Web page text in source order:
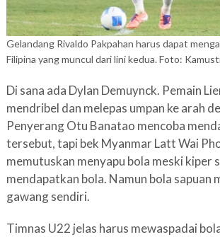
Gelandang Rivaldo Pakpahan harus dapat
Filipina yang muncul dari lini kedua. Foto:
Di sana ada Dylan Demuynck. Pemain
mendribel dan melepas umpan ke arah
Penyerang Otu Banatao mencoba
tersebut, tapi bek Myanmar Latt Wai
memutuskan menyapu bola meski kiper
mendapatkan bola. Namun bola sapuan
gawang sendiri.
Timnas U22 jelas harus mewaspadai